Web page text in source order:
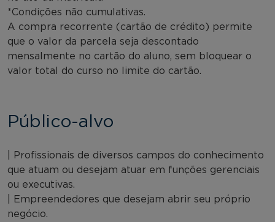
*Condições não cumulativas.
A compra recorrente (cartão de crédito) permite
que o valor da parcela seja descontado
mensalmente no cartão do aluno, sem bloquear o
valor total do curso no limite do cartão.
Público-alvo
| Profissionais de diversos campos do conhecimento
que atuam ou desejam atuar em funções gerenciais
ou executivas.
| Empreendedores que desejam abrir seu próprio
negócio.